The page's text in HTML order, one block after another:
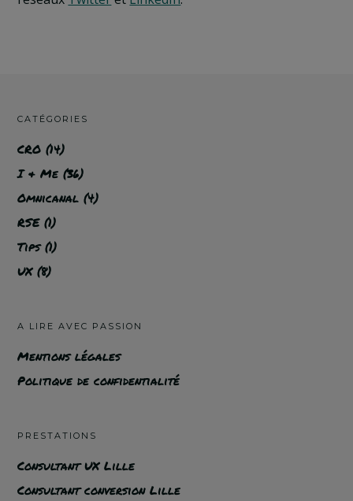
CATÉGORIES
CRO (14)
I & Me (36)
Omnicanal (4)
RSE(1)
Tips(1)
UX(8)
A LIRE AVEC PASSION
Mentions légales
Politique de confidentialité
PRESTATIONS
Consultant UX Lille
Consultant conversion Lille